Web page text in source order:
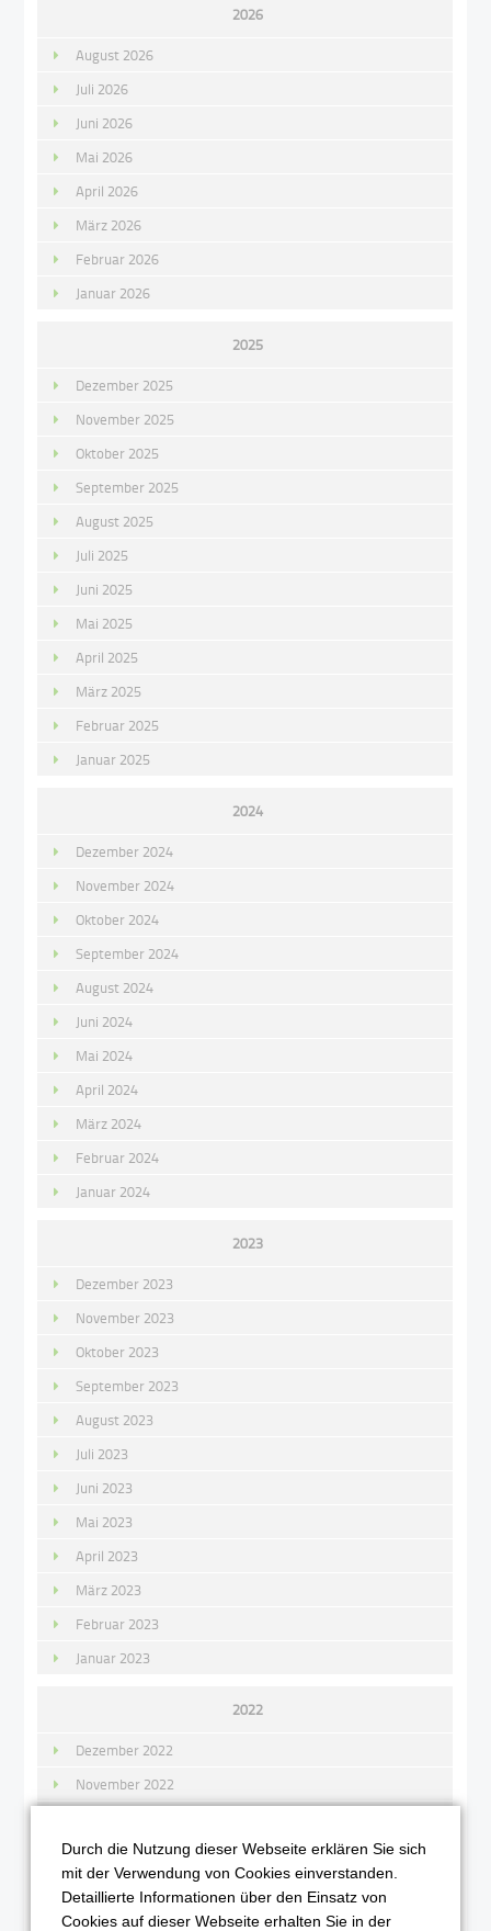
2026
August 2026
Juli 2026
Juni 2026
Mai 2026
April 2026
März 2026
Februar 2026
Januar 2026
2025
Dezember 2025
November 2025
Oktober 2025
September 2025
August 2025
Juli 2025
Juni 2025
Mai 2025
April 2025
März 2025
Februar 2025
Januar 2025
2024
Dezember 2024
November 2024
Oktober 2024
September 2024
August 2024
Juni 2024
Mai 2024
April 2024
März 2024
Februar 2024
Januar 2024
2023
Dezember 2023
November 2023
Oktober 2023
September 2023
August 2023
Juli 2023
Juni 2023
Mai 2023
April 2023
März 2023
Februar 2023
Januar 2023
2022
Dezember 2022
November 2022
September 2022
Juli 2022
Durch die Nutzung dieser Webseite erklären Sie sich
mit der Verwendung von Cookies einverstanden.
Detaillierte Informationen über den Einsatz von
Cookies auf dieser Webseite erhalten Sie in der